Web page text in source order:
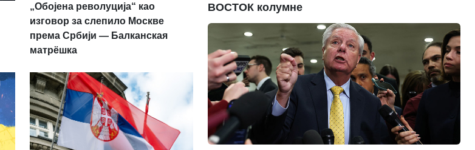
„Обојена револуција“ као
изговор за слепило Москве
према Србији — Балканская
матрёшка
ВОСТОК колумне